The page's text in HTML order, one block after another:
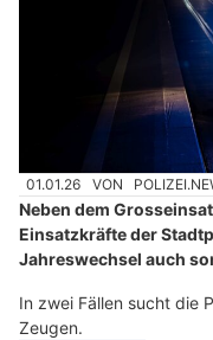
01.01.26 VON
Neben dem
Einsatzkräfte der
Jahreswechsel auch
In zwei Fällen sucht die
Zeugen.